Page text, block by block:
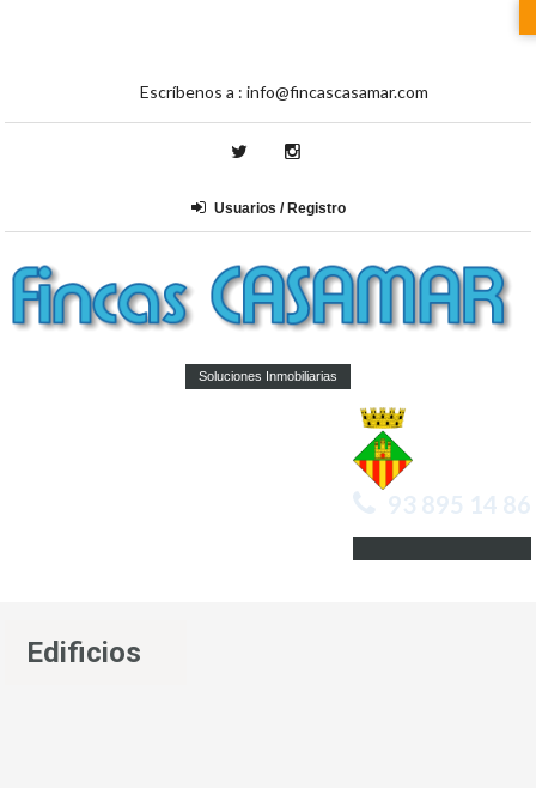
Escríbenos a : info@fincascasamar.com
Usuarios / Registro
Soluciones Inmobiliarias
93 895 14 86
Edificios